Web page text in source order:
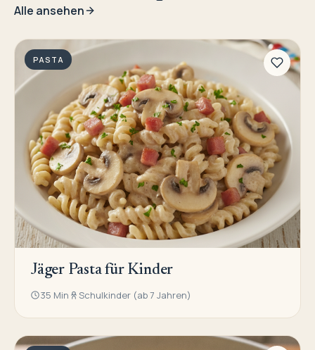
Alle ansehen
PASTA
Jäger Pasta für Kinder
35 Min Schulkinder (ab 7 Jahren)